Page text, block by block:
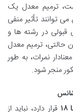
ترمیم معدل یک
تأثیر منفی
قبولی در رشته ها و
حالتی، ترمیم معدل
نمرات، به طور
منجر شود.
قرار دارد، نباید از